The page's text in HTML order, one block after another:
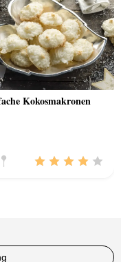
Kokosmakronen